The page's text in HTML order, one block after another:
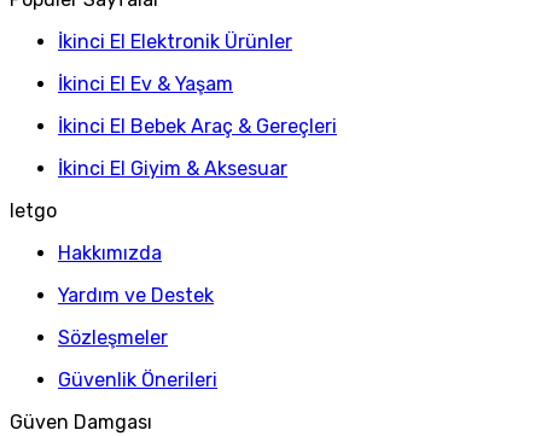
İkinci El Elektronik Ürünler
İkinci El Ev & Yaşam
İkinci El Bebek Araç & Gereçleri
İkinci El Giyim & Aksesuar
letgo
Hakkımızda
Yardım ve Destek
Sözleşmeler
Güvenlik Önerileri
Güven Damgası